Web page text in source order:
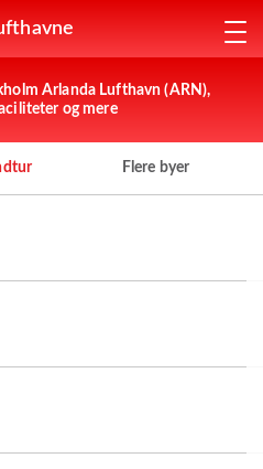
Arlanda Lufthavn (ARN),
og mere
Flere byer